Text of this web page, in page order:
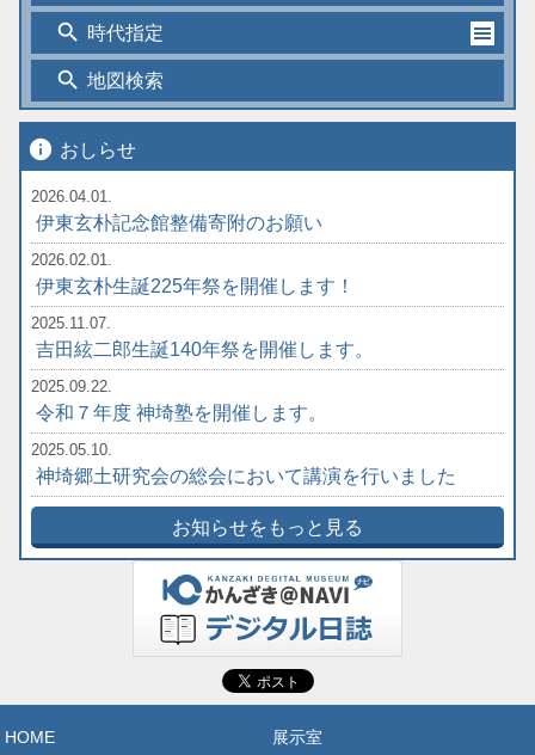
search 時代指定
search 地図検索
info おしらせ
2026.04.01.
伊東玄朴記念館整備寄附のお願い
2026.02.01.
伊東玄朴生誕225年祭を開催します！
2025.11.07.
吉田絃二郎生誕140年祭を開催します。
2025.09.22.
令和７年度 神埼塾を開催します。
2025.05.10.
神埼郷土研究会の総会において講演を行いました
お知らせをもっと見る
HOME 展示室